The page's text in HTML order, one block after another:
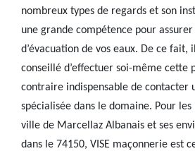
nombreux types de regards et son
une grande compétence pour
d’évacuation de vos eaux. De ce fait,
conseillé d’effectuer soi-même cette
contraire indispensable de contacter
spécialisée dans le domaine. Pour
ville de Marcellaz Albanais et ses
dans le 74150, VISE maçonnerie est